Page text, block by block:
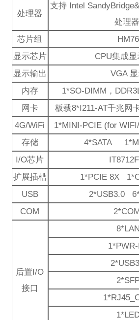
处理器
支持 Intel
处理器
芯片组
HM76
显示芯片
CPU集成
显示输出
VGA
内存
1*SO-DIMM，
网卡
板载8*I211-AT千兆网
4G/WiFi
1*MINI-PCIE (for
存储
4*SATA
I/O芯片
扩展插槽
1*PCIE 8X
USB
2*USB3.0
COM
后置I/O
接口
8*LAN